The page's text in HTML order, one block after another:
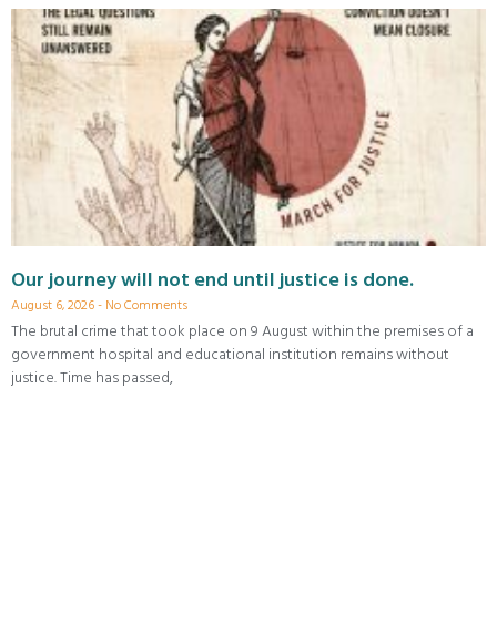
Our journey will not end until justice is done.
August 6, 2026 No Comments
The brutal crime that took place on 9 August within the premises of a
government hospital and educational institution remains without
justice. Time has passed,